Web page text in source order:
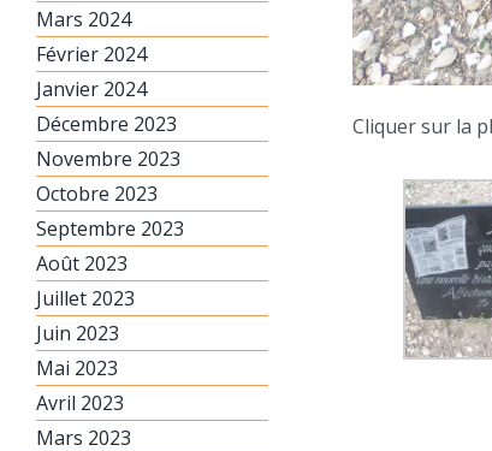
Cliquer sur la
Mars 2024
Février 2024
Janvier 2024
Décembre 2023
Novembre 2023
Octobre 2023
Septembre 2023
Août 2023
Juillet 2023
Juin 2023
Mai 2023
Avril 2023
Mars 2023